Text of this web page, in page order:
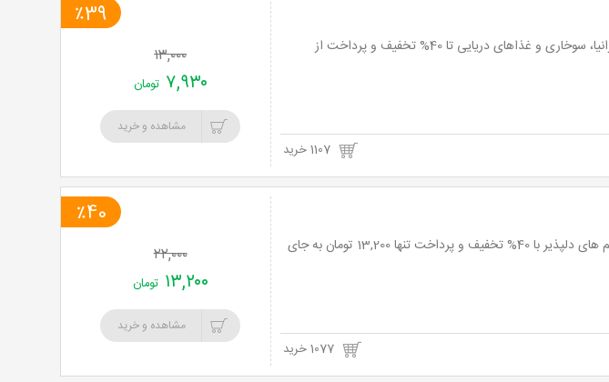
فست فود داوین با منو پیتزا، ساندویچ، برگر، لازانیا، سوخاری و غذاهای دریایی تا 40% تخفیف و پرداخت از
1107 خرید
٪39
۱۳,۰۰۰
۷,۹۳۰ تومان
مشاهده و خرید
رستوران بادبادک با منو فست فودی با انواع طعم های دلپذیر با 40% تخفیف و پرداخت تنها 13,200 تومان به جای
1077 خرید
٪40
۲۲,۰۰۰
۱۳,۲۰۰ تومان
مشاهده و خرید